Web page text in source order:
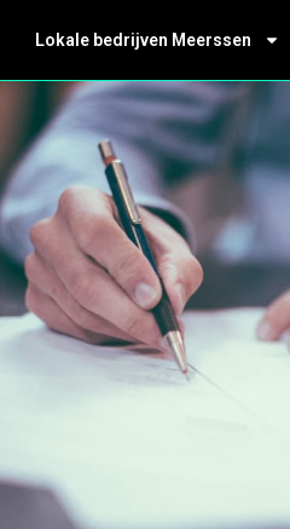
Lokale bedrijven Meerssen